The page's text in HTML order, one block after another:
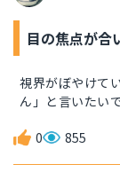
目の焦点が合
視界がぼやけて
ん」と言いたいで
0 855